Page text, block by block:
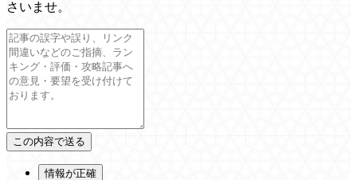
さいませ。
情報が正確